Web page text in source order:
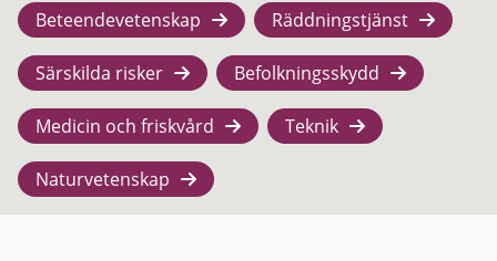
Beteendevetenskap Räddningstjänst
Särskilda risker Befolkningsskydd
Medicin och friskvård Teknik
Naturvetenskap